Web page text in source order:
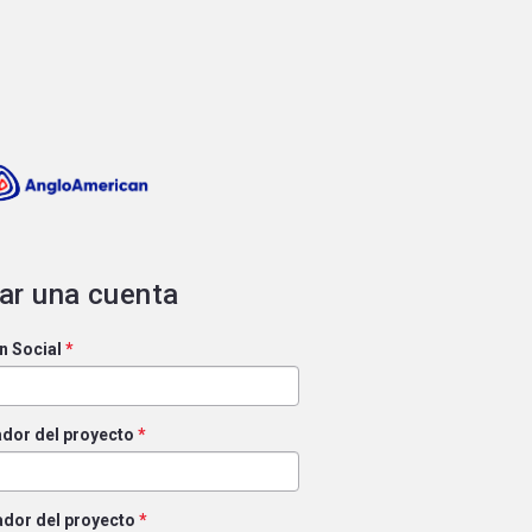
una cuenta
Social *
del proyecto *
del proyecto *